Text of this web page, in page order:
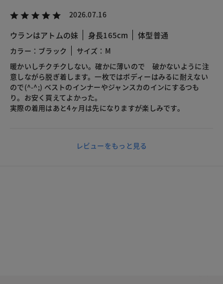
2026.07.16
ウランはアトムの妹 身長165cm 体型普通
カラー：ブラック
サイズ：M
暖かいしチクチクしない。確かに薄いので 破かないように注
意しながら脱ぎ着します。一枚ではボディーはみるに耐えない
ので(^-^;) ベストのインナーやジャンスカのインにするつも
り。お安く買えてよかった。
実際の着用はあと4ヶ月は先になりますが楽しみです。
レビューをもっと見る